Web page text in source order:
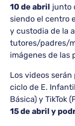
10 de abril junto
siendo el centro
y custodia de la
tutores/padres/
imágenes de las
Los videos
ciclo de E.
Básica) y TikTok
15 de abril y